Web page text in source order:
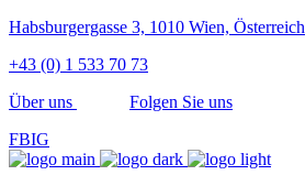
Habsburgergasse 3, 1010 Wien, Österreich
+43 (0) 1 533 70 73
Über uns
Folgen Sie uns
FBIG